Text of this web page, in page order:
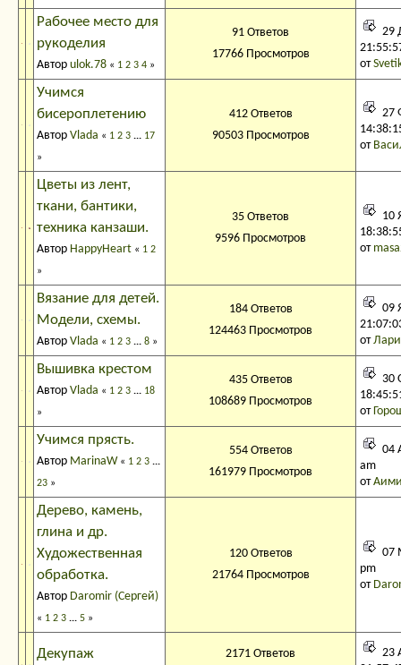
Рабочее место для
рукоделия
Автор ulok.78 « 1 2 3 4 »
91 Ответов
17766 Просмотров
29
от
Учимся
бисероплетению
Автор Vlada « 1 2 3 ... 17
»
412 Ответов
90503 Просмотров
27
от
Цветы из лент,
ткани, бантики,
техника канзаши.
Автор HappyHeart « 1 2
»
35 Ответов
9596 Просмотров
10
от
Вязание для детей.
Модели, схемы.
Автор Vlada « 1 2 3 ... 8 »
184 Ответов
124463 Просмотров
09
от
Вышивка крестом
Автор Vlada « 1 2 3 ... 18
»
435 Ответов
108689 Просмотров
30
от
Учимся прясть.
Автор MarinaW « 1 2 3 ...
23 »
554 Ответов
161979 Просмотров
04
am
от
Дерево, камень,
глина и др.
Художественная
обработка.
Автор Daromir (Сергей)
« 1 2 3 ... 5 »
120 Ответов
21764 Просмотров
07
pm
от
Декупаж
2171 Ответов
23